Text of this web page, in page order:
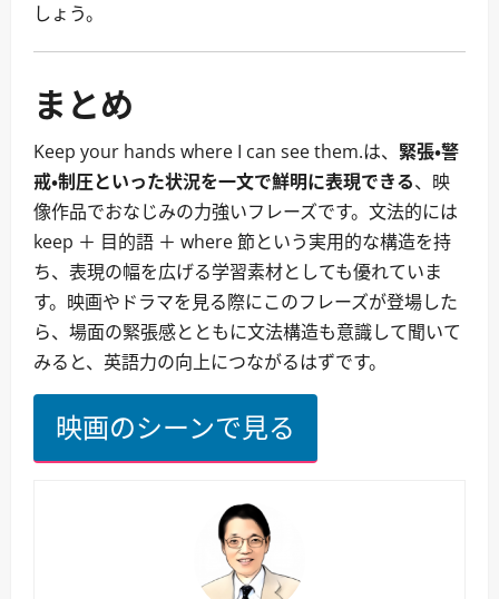
しょう。
まとめ
Keep your hands where I can see them.は、 緊張・警
戒・制圧といった状況を一文で鮮明に表現できる、映
像作品でおなじみの力強いフレーズです。文法的には
keep ＋ 目的語 ＋ where 節という実用的な構造を持
ち、表現の幅を広げる学習素材としても優れていま
す。映画やドラマを見る際にこのフレーズが登場した
ら、場面の緊張感とともに文法構造も意識して聞いて
みると、英語力の向上につながるはずです。
映画のシーンで見る